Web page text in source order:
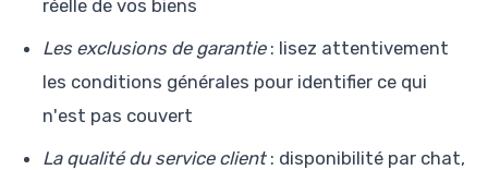
réelle de vos biens
Les exclusions de garantie: lisez attentivement
les conditions générales pour identifier ce qui
n'est pas couvert
La qualité du service client: disponibilité par chat,